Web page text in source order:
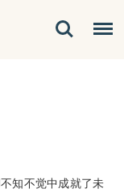
知不觉中成就了未